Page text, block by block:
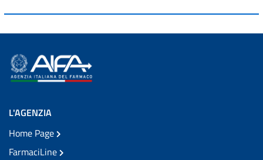
L'AGENZIA
Home Page
FarmaciLine